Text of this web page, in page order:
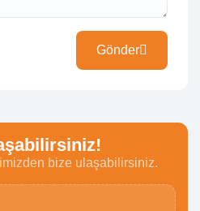
Gönder
bize ulaşabilirsiniz.